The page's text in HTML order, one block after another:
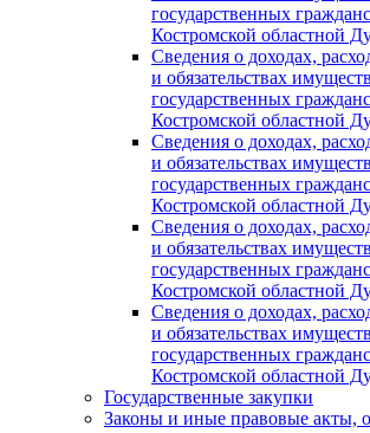
государственных
Костромской областной
Сведения о доходах,
и обязательствах
государственных
Костромской областной
Сведения о доходах,
и обязательствах
государственных
Костромской областной
Сведения о доходах,
и обязательствах
государственных
Костромской областной
Сведения о доходах,
и обязательствах
государственных
Костромской областной
Государственные закупки
Законы и иные правовые акты,